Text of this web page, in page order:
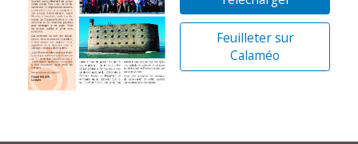
Feuilleter sur
Calaméo